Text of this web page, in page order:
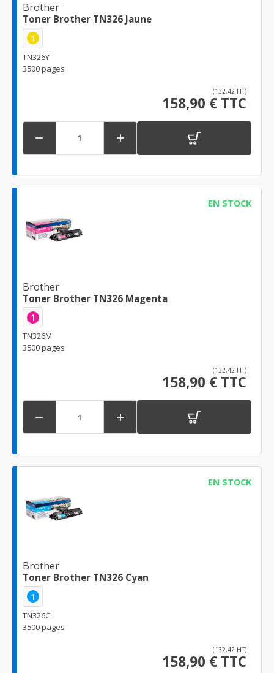
Brother
Toner Brother TN326 Jaune
1
TN326Y
3500 pages
(132,42 HT)
158,90 € TTC
 
EN STOCK
Brother
Toner Brother TN326 Magenta
1
TN326M
3500 pages
(132,42 HT)
158,90 € TTC
 
EN STOCK
Brother
Toner Brother TN326 Cyan
1
TN326C
3500 pages
(132,42 HT)
158,90 € TTC